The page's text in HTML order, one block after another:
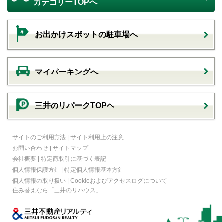
カテゴリーTOPへ
お出かけスポットの駐車場へ
マイパーキングへ
三井のリパークTOPヘ
サイトのご利用方法 | サイト利用上の注意
お問い合わせ | サイトマップ
会社概要 | 特定商取引に基づく表記
個人情報保護方針 | 特定個人情報基本方針
個人情報の取り扱い | Cookieおよびアクセスログについて
住み替えなら
「三井のリハウス」